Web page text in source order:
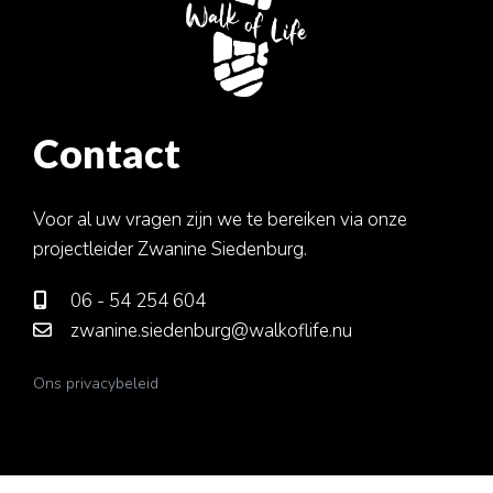
Contact
Voor al uw vragen zijn we te bereiken via onze
projectleider Zwanine Siedenburg.
06 - 54 254 604
zwanine.siedenburg@walkoflife.nu
Ons privacybeleid